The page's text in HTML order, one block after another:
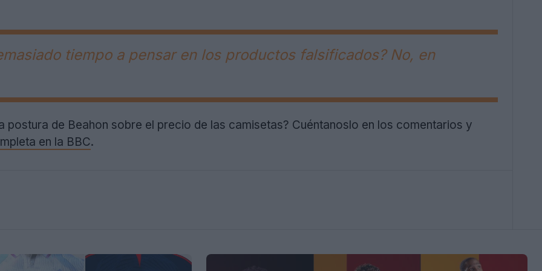
tiempo a pensar en los productos falsificados? No, en
postura de Beahon sobre el precio de las camisetas? Cuéntanoslo en los comentarios y
en la BBC.